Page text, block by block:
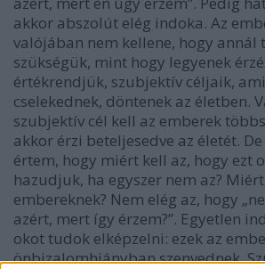
akkor abszolút elég indoka. Az
valójában nem kellene, hogy annál
szükségük, mint hogy legyenek
értékrendjük, szubjektív céljaik,
cselekednek, döntenek az életben.
szubjektív cél kell az emberek
akkor érzi beteljesedve az életét.
értem, hogy miért kell az, hogy ezt
hazudjuk, ha egyszer nem az?
embereknek? Nem elég az, hogy
azért, mert így érzem?”. Egyetlen
okot tudok elképzelni: ezek az
önbizalomhiányban szenvednek.